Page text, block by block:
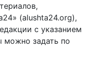
(alushta24.org),
с указанием
можно задать по